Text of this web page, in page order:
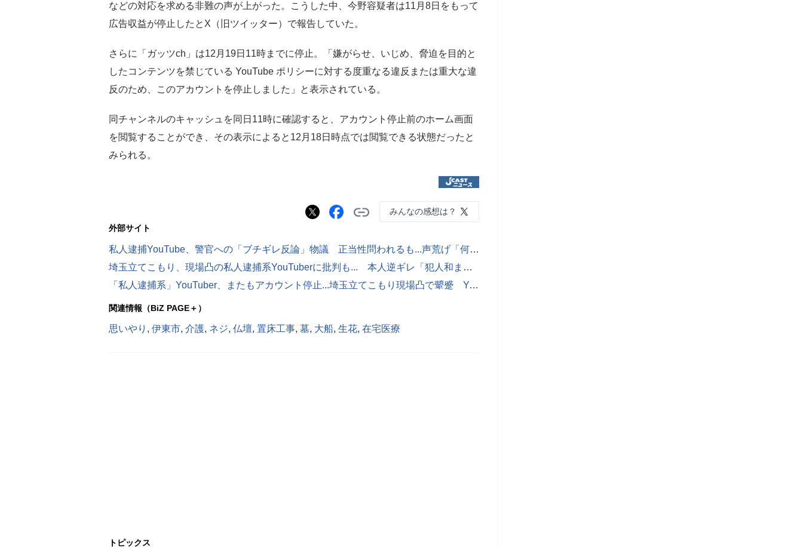
などの対応を求める非難の声が上がった。こうした中、今野容疑者は11月8日をもって
広告収益が停止したとX（旧ツイッター）で報告していた。
さらに「ガッツch」は12月19日11時までに停止。「嫌がらせ、いじめ、脅迫を目的と
したコンテンツを禁じている YouTube ポリシーに対する度重なる違反または重大な違
反のため、このアカウントを停止しました」と表示されている。
同チャンネルのキャッシュを同日11時に確認すると、アカウント停止前のホーム画面
を閲覧することができ、その表示によると12月18日時点では閲覧できる状態だったと
みられる。
みんなの感想は？
外部サイト
私人逮捕YouTube、警官への「ブチギレ反論」物議 正当性問われるも...声荒げ「何が言いたいんすか、マジで」
埼玉立てこもり、現場凸の私人逮捕系YouTuberに批判も... 本人逆ギレ「犯人和ませた俺達の手柄だろ！？」
「私人逮捕系」YouTuber、またもアカウント停止...埼玉立てこもり現場凸で顰蹙 YouTubeが対策に本腰か
関連情報（BiZ PAGE＋）
思いやり , 伊東市, 介護, ネジ, 仏壇, 置床工事, 墓, 大船, 生花, 在宅医療
トピックス